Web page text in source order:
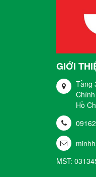
GIỚI
Tầng
Hồ
MST: